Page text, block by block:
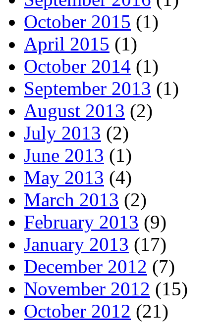
October 2015 (1)
April 2015 (1)
October 2014 (1)
September 2013 (1)
August 2013 (2)
July 2013 (2)
June 2013 (1)
May 2013 (4)
March 2013 (2)
February 2013 (9)
January 2013 (17)
December 2012 (7)
November 2012 (15)
October 2012 (21)